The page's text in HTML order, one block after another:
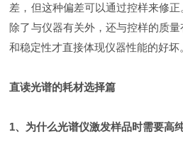
差，但这种偏差可以通过控样来修
除了与仪器有关外，还与控样的质
和稳定性才直接体现仪器性能的好坏
直读光谱的耗材选择篇
1、为什么光谱仪激发样品时需要高